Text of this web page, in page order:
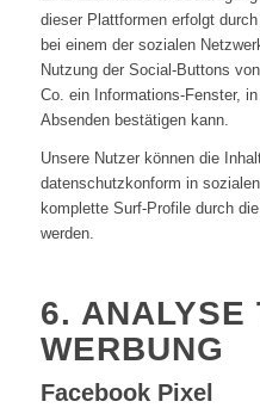
dieser Plattformen erfolgt
bei einem der sozialen
Nutzung der Social-Buttons
Co. ein Informations-Fenster,
Absenden bestätigen kann.
Unsere Nutzer können die
datenschutzkonform in
komplette Surf-Profile durch
werden.
6. ANALYSE
WERBUNG
Facebook Pixel